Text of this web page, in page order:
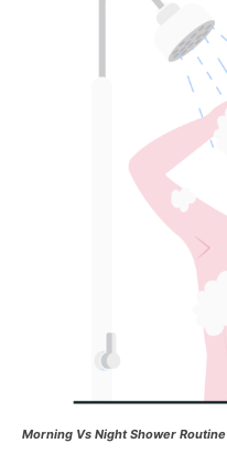
Morning Vs Night Shower Routine